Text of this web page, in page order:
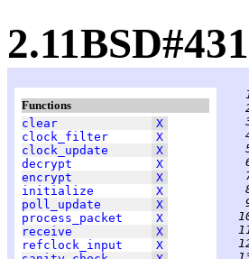
Functions
clear
X
clock_filter
X
clock_update
X
decrypt
X
encrypt
X
initialize
X
poll_update
X
process_packet
X
receive
X
refclock_input
X